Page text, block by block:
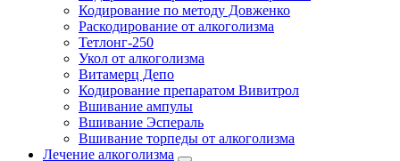
Кодирование по методу Довженко
Раскодирование от алкоголизма
Тетлонг-250
Укол от алкоголизма
Витамерц Депо
Кодирование препаратом Вивитрол
Вшивание ампулы
Вшивание Эспераль
Вшивание торпеды от алкоголизма
Лечение алкоголизма